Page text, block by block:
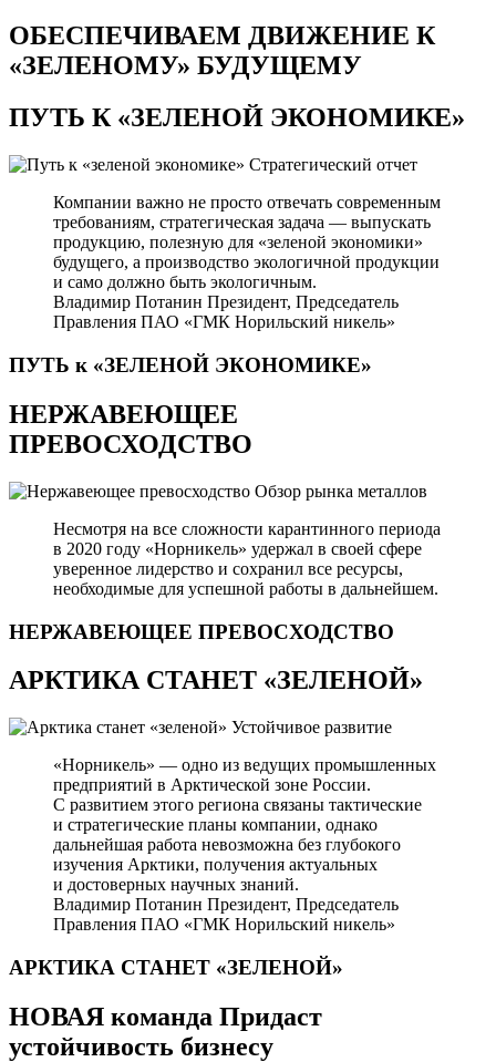
ОБЕСПЕЧИВАЕМ ДВИЖЕНИЕ К
«ЗЕЛЕНОМУ» БУДУЩЕМУ
ПУТЬ К«ЗЕЛЕНОЙ ЭКОНОМИКЕ»
Стратегический отчет
Компании важно не просто отвечать современным
требованиям, стратегическая задача — выпускать
продукцию, полезную для «зеленой экономики»
будущего, а производство экологичной продукции
и само должно быть экологичным.
Владимир Потанин Президент, Председатель
Правления ПАО «ГМК Норильский никель»
ПУТЬ к «ЗЕЛЕНОЙ ЭКОНОМИКЕ»
НЕРЖАВЕЮЩЕЕ
ПРЕВОСХОДСТВО
Обзор рынка металлов
Несмотря на все сложности карантинного периода
в 2020 году «Норникель» удержал в своей сфере
уверенное лидерство и сохранил все ресурсы,
необходимые для успешной работы в дальнейшем.
НЕРЖАВЕЮЩЕЕ ПРЕВОСХОДСТВО
АРКТИКА СТАНЕТ «ЗЕЛЕНОЙ»
Устойчивое развитие
«Норникель» — одно из ведущих промышленных
предприятий в Арктической зоне России.
С развитием этого региона связаны тактические
и стратегические планы компании, однако
дальнейшая работа невозможна без глубокого
изучения Арктики, получения актуальных
и достоверных научных знаний.
Владимир Потанин Президент, Председатель
Правления ПАО «ГМК Норильский никель»
АРКТИКА СТАНЕТ «ЗЕЛЕНОЙ»
НОВАЯ команда Придаст
устойчивость бизнесу